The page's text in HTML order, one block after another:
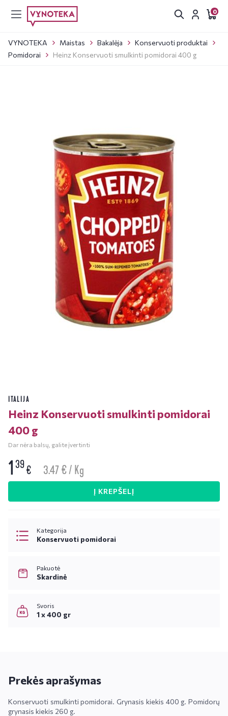
0
VYNOTEKA Maistas Bakalėja
Konservuoti produktai
Pomidorai
Heinz Konservuoti smulkinti pomidorai 400 g
ITALIJA
Heinz Konservuoti smulkinti pomidorai
400 g
Dar nėra balsų, galite įvertinti
139€ 3.47 € / Kg
Į KREPŠELĮ
Kategorija
Konservuoti pomidorai
Pakuotė
Skardinė
Svoris
1 x 400 gr
Prekės aprašymas
Konservuoti smulkinti pomidorai. Grynasis kiekis 400 g. Pomidorų
grynasis kiekis 260 g.